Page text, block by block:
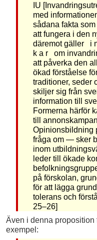
IU
med
sådana fakta
att fungera i den
däremot gäller i
k a r om
att påverka den
ökad förståelse
traditioner, seder
skiljer sig från
information till
Formerna härför
till
Opinionsbildning
fråga om — sker
inom
leder till ökade
på förskolan,
för att lägga
tolerans och
25–26]
Även i denna proposition
exempel: